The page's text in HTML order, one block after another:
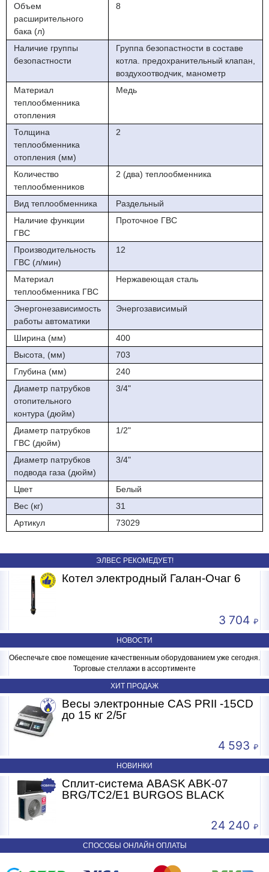
НОВОСТИ
Обеспечьте свое помещение качественным оборудованием уже сегодня.
Торговые стеллажи в ассортименте
ЭЛВЕС РЕКОМЕДУЕТ!
Котел электродный Галан-Очаг 6
3 704
ХИТ ПРОДАЖ
Весы электронные CAS PRII -15CD
до 15 кг 2/5г
4 593
НОВИНКИ
Сплит-система ABASK ABK-07
BRG/TC2/E1 BURGOS BLACK
24 240
СПОСОБЫ ОНЛАЙН ОПЛАТЫ
Объем
расширительного
бака (л)
8
Наличие группы
безопастности
Группа безопастности в составе
котла. предохранительный клапан,
воздухоотводчик, манометр
Материал
теплообменника
отопления
Медь
Толщина
теплообменника
отопления (мм)
2
Количество
теплообменников
2 (два) теплообменника
Вид теплообменника
Раздельный
Наличие функции
ГВС
Проточное ГВС
Производительность
ГВС (л/мин)
12
Материал
теплообменника ГВС
Нержавеющая сталь
Энергонезависимость
работы автоматики
Энергозависимый
Ширина (мм)
400
Высота, (мм)
703
Глубина (мм)
240
Диаметр патрубков
отопительного
контура (дюйм)
3/4"
Диаметр патрубков
ГВС (дюйм)
1/2"
Диаметр патрубков
подвода газа (дюйм)
3/4"
Цвет
Белый
Вес (кг)
31
Артикул
73029